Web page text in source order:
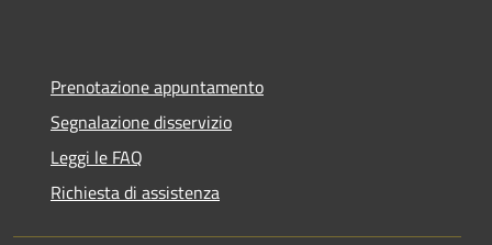
Prenotazione appuntamento
Segnalazione disservizio
Leggi le FAQ
Richiesta di assistenza